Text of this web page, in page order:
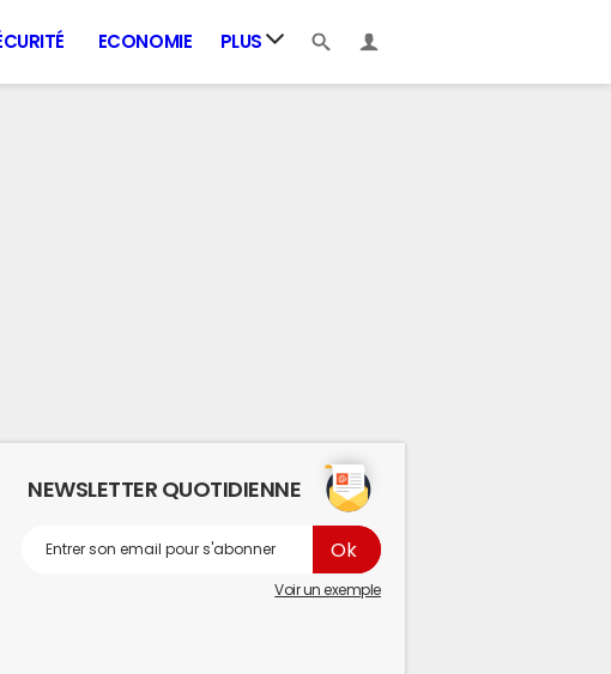
ECONOMIE PLUS
NEWSLETTER QUOTIDIENNE
Voir un exemple